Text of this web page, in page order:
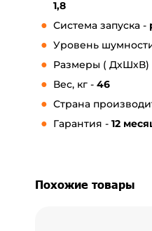
1,8
Система запуска -
Уровень
Размеры ( ДхШхВ)
Вес, кг - 46
Страна
Гарантия - 12
Похожие товары